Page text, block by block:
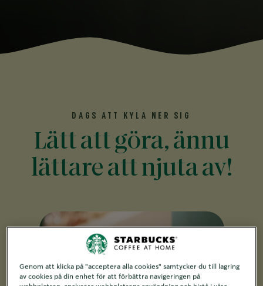
DAGS ATT KYLA NER SIG
Lätt att göra, ännu
lättare att njuta av!
Genom att klicka på "acceptera alla cookies" samtycker du till lagring
av cookies på din enhet för att förbättra navigeringen på